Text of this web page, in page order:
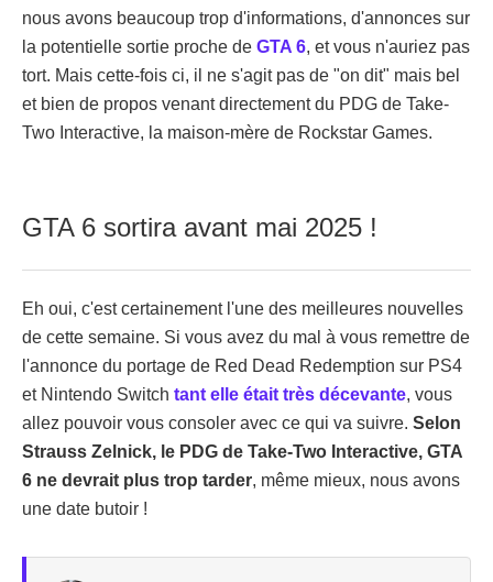
nous avons beaucoup trop d'informations, d'annonces sur
la potentielle sortie proche de GTA 6, et vous n'auriez pas
tort. Mais cette-fois ci, il ne s'agit pas de "on dit" mais bel
et bien de propos venant directement du PDG de Take-
Two Interactive, la maison-mère de Rockstar Games.
GTA 6 sortira avant mai 2025 !
Eh oui, c'est certainement l'une des meilleures nouvelles
de cette semaine. Si vous avez du mal à vous remettre de
l'annonce du portage de Red Dead Redemption sur PS4
et Nintendo Switch tant elle était très décevante, vous
allez pouvoir vous consoler avec ce qui va suivre. Selon
Strauss Zelnick, le PDG de Take-Two Interactive, GTA
6 ne devrait plus trop tarder, même mieux, nous avons
une date butoir !